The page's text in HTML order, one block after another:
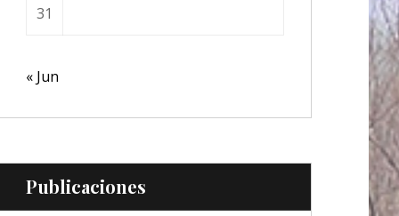
31
« Jun
Publicaciones